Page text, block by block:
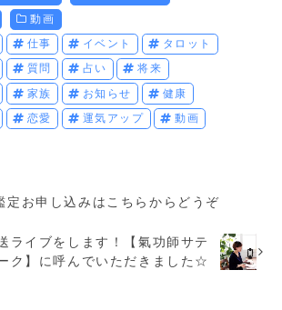
動画
仕事 イベント
タロット
質問 占い
将来
家族 お知らせ
健康
恋愛 運気アップ
動画
定お申し込みはこちらからどうぞ
ライブをします！【氣功師サテ
ク】に呼んでいただきました☆